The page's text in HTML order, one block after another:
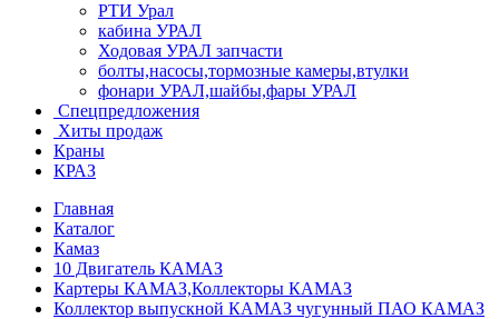
РТИ Урал
кабина УРАЛ
Ходовая УРАЛ запчасти
болты,насосы,тормозные камеры,втулки
фонари УРАЛ,шайбы,фары УРАЛ
Спецпредложения
Хиты продаж
Краны
КРАЗ
Главная
Каталог
Камаз
10 Двигатель КАМАЗ
Картеры КАМАЗ,Коллекторы КАМАЗ
Коллектор выпускной КАМАЗ чугунный ПАО КАМАЗ